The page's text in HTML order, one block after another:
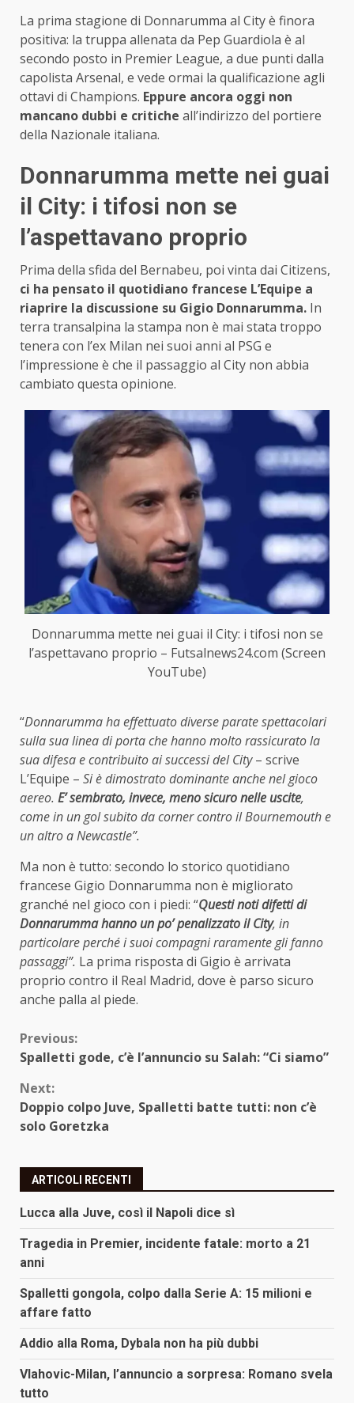
La prima stagione di Donnarumma al City è finora
positiva: la truppa allenata da Pep Guardiola è al
secondo posto in Premier League, a due punti dalla
capolista Arsenal, e vede ormai la qualificazione agli
ottavi di Champions. Eppure ancora oggi non
mancano dubbi e critiche all’indirizzo del portiere
della Nazionale italiana.
Donnarumma mette nei guai
il City: i tifosi non se
l’aspettavano proprio
Prima della sfida del Bernabeu, poi vinta dai Citizens,
ci ha pensato il quotidiano francese L’Equipe a
riaprire la discussione su Gigio Donnarumma. In
terra transalpina la stampa non è mai stata troppo
tenera con l’ex Milan nei suoi anni al PSG e
l’impressione è che il passaggio al City non abbia
cambiato questa opinione.
Donnarumma mette nei guai il City: i tifosi non se
l’aspettavano proprio – Futsalnews24.com (Screen
YouTube)
“Donnarumma ha effettuato diverse parate spettacolari
sulla sua linea di porta che hanno molto rassicurato la
sua difesa e contribuito ai successi del City– scrive
L’Equipe – Si è dimostrato dominante anche nel gioco
aereo. E’ sembrato, invece, meno sicuro nelle uscite,
come in un gol subito da corner contro il Bournemouth e
un altro a Newcastle”.
Ma non è tutto: secondo lo storico quotidiano
francese Gigio Donnarumma non è migliorato
granché nel gioco con i piedi: “Questi noti difetti di
Donnarumma hanno un po’ penalizzato il City, in
particolare perché i suoi compagni raramente gli fanno
passaggi”. La prima risposta di Gigio è arrivata
proprio contro il Real Madrid, dove è parso sicuro
anche palla al piede.
Continue
Reading
Previous:
Spalletti gode, c’è l’annuncio su Salah: “Ci siamo”
Next:
Doppio colpo Juve, Spalletti batte tutti: non c’è
solo Goretzka
ARTICOLI RECENTI
Lucca alla Juve, così il Napoli dice sì
Tragedia in Premier, incidente fatale: morto a 21
anni
Spalletti gongola, colpo dalla Serie A: 15 milioni e
affare fatto
Addio alla Roma, Dybala non ha più dubbi
Vlahovic-Milan, l’annuncio a sorpresa: Romano svela
tutto